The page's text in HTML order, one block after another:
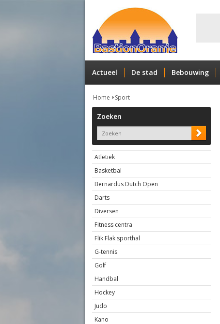
Actueel De stad Bebouwing
Home Sport
Zoeken
Atletiek
Basketbal
Bernardus Dutch Open
Darts
Diversen
Fitness centra
Flik Flak sporthal
G-tennis
Golf
Handbal
Hockey
Judo
Kano